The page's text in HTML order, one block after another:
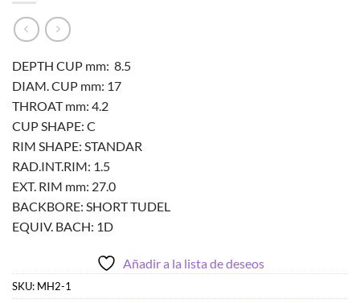
DEPTH CUP mm: 8.5
DIAM. CUP mm: 17
THROAT mm: 4.2
CUP SHAPE: C
RIM SHAPE: STANDAR
RAD.INT.RIM: 1.5
EXT. RIM mm: 27.0
BACKBORE: SHORT TUDEL
EQUIV. BACH: 1D
Añadir a la lista de deseos
SKU: MH2-1